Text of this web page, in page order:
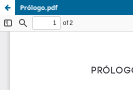
Prólogo.pdf